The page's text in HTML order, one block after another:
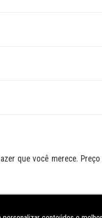
que você merece.